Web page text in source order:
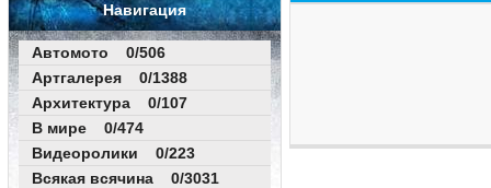
Навигация
Автомото 0/506
Артгалерея 0/1388
Архитектура 0/107
В мире 0/474
Видеоролики 0/223
Всякая всячина 0/3031